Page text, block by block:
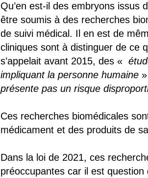
Qu’en est-il des embryons issus
être soumis à des recherches
de suivi médical. Il en est de
cliniques sont à distinguer de ce
s’appelait avant 2015, des «
impliquant la personne humaine »
présente pas un risque
Ces recherches biomédicales
médicament et des produits de
Dans la loi de 2021, ces
préoccupantes car il est